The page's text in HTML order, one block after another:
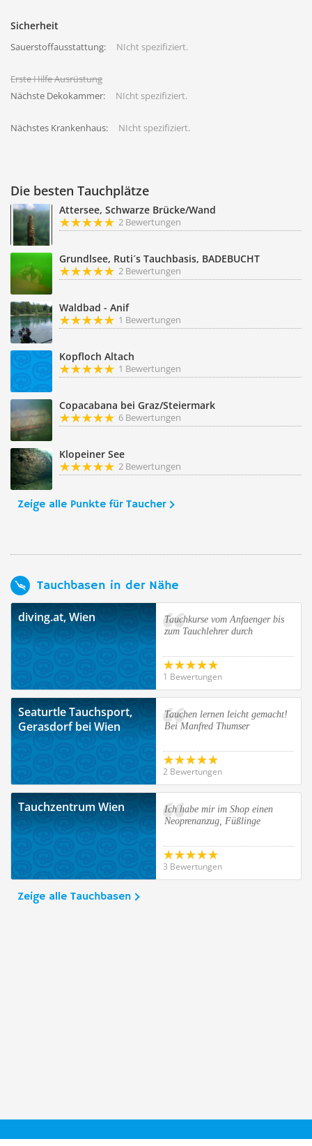
Sicherheit
Sauerstoffausstattung: NIcht spezifiziert.
Erste Hilfe Ausrüstung
Nächste Dekokammer:
NIcht spezifiziert.
Nächstes Krankenhaus: NIcht spezifiziert.
Die besten Tauchplätze
Attersee, Schwarze Brücke/Wand
2 Bewertungen
Grundlsee, Ruti´s Tauchbasis, BADEBUCHT
2 Bewertungen
Waldbad - Anif
1 Bewertungen
Kopfloch Altach
1 Bewertungen
Copacabana bei Graz/Steiermark
6 Bewertungen
Klopeiner See
2 Bewertungen
Zeige alle Punkte für Taucher
Tauchbasen in der Nähe
diving.at, Wien
Tauchkurse vom Anfaenger bis
zum Tauchlehrer durch
1 Bewertungen
Seaturtle Tauchsport,
Gerasdorf bei Wien
Tauchen lernen leicht gemacht!
Bei Manfred Thumser
2 Bewertungen
Tauchzentrum Wien
Ich habe mir im Shop einen
Neoprenanzug, Füßlinge
3 Bewertungen
Zeige alle Tauchbasen
Taucher.Net